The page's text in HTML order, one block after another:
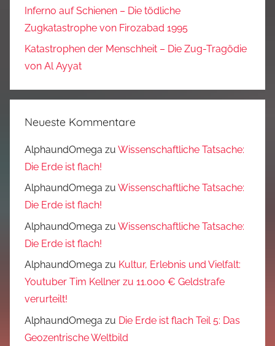
Inferno auf Schienen – Die tödliche
Zugkatastrophe von Firozabad 1995
Katastrophen der Menschheit – Die Zug-Tragödie
von Al Ayyat
Neueste Kommentare
AlphaundOmega zu Wissenschaftliche Tatsache:
Die Erde ist flach!
AlphaundOmega zu Wissenschaftliche Tatsache:
Die Erde ist flach!
AlphaundOmega zu Wissenschaftliche Tatsache:
Die Erde ist flach!
AlphaundOmega zu Kultur, Erlebnis und Vielfalt:
Youtuber Tim Kellner zu 11.000 € Geldstrafe
verurteilt!
AlphaundOmega zu Die Erde ist flach Teil 5: Das
Geozentrische Weltbild